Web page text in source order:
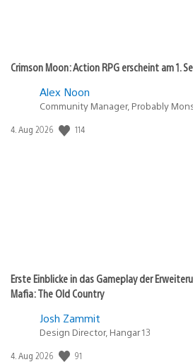
Crimson Moon: Action RPG erscheint am 1.
Alex Noon
Community Manager, Probably
Veröffentlichungsdatum:
4. Aug 2026 114
Erste Einblicke in das Gameplay der
Mafia: The Old Country
Josh Zammit
Design Director, Hangar 13
Veröffentlichungsdatum:
4. Aug 2026 91